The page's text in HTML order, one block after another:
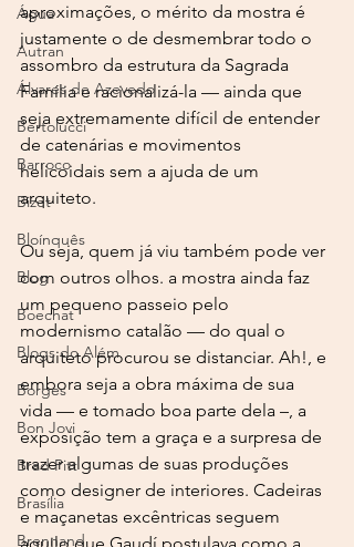
Água
Autran
Álvares de Azevedo
Bertolucci
Barroco
Bizet
Bloínquês
Blog
Boechat
Blogs do Além
Borges
Bon Jovi
Brad Pitt
Brasília
Brennand
aproximações, o mérito da mostra é
justamente o de desmembrar todo o
assombro da estrutura da Sagrada
Família e racionalizá-la — ainda que
seja extremamente difícil de entender
de catenárias e movimentos
helicoidais sem a ajuda de um
arquiteto.
Ou seja, quem já viu também pode ver
com outros olhos. a mostra ainda faz
um pequeno passeio pelo
modernismo catalão — do qual o
arquiteto procurou se distanciar. Ah!, e
embora seja a obra máxima de sua
vida — e tomado boa parte dela –, a
exposição tem a graça e a surpresa de
trazer algumas de suas produções
como designer de interiores. Cadeiras
e maçanetas excêntricas seguem